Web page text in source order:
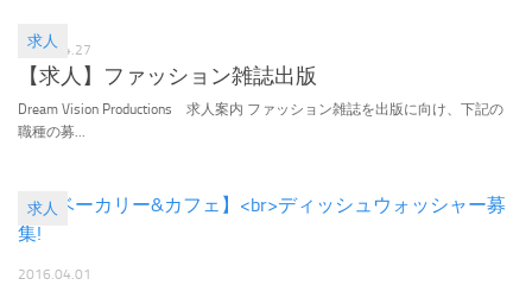
求人
2016.04.27
【求人】ファッション雑誌出版
Dream Vision Productions 求人案内 ファッション雑誌を出版に向け、下記の
職種の募...
求人
2016.04.01